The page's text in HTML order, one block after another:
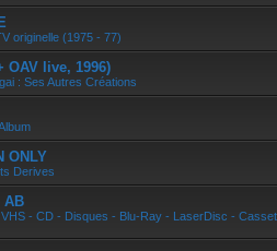
originelle (1975 - 77)
OAV live, 1996)
: Ses Autres Créations
ONLY
Derives
AB
- CD - Disques - Blu-Ray - LaserDisc -